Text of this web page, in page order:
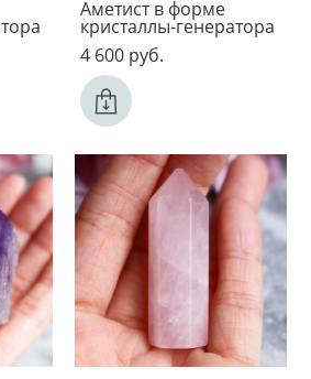
Аметист в форме
кристаллы-генератора
4 600 pуб.